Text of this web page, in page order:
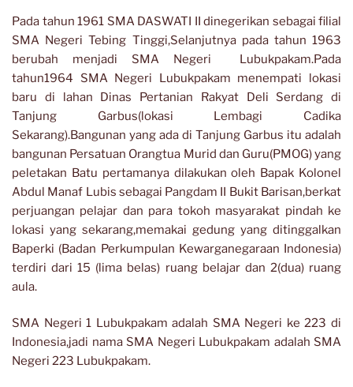
Pada tahun 1961 SMA DASWATI II dinegerikan sebagai filial
SMA Negeri Tebing Tinggi,Selanjutnya pada tahun 1963
berubah menjadi SMA Negeri Lubukpakam.Pada
tahun1964 SMA Negeri Lubukpakam menempati lokasi
baru di lahan Dinas Pertanian Rakyat Deli Serdang di
Tanjung Garbus(lokasi Lembagi Cadika
Sekarang).Bangunan yang ada di Tanjung Garbus itu adalah
bangunan Persatuan Orangtua Murid dan Guru(PMOG) yang
peletakan Batu pertamanya dilakukan oleh Bapak Kolonel
Abdul Manaf Lubis sebagai Pangdam II Bukit Barisan,berkat
perjuangan pelajar dan para tokoh masyarakat pindah ke
lokasi yang sekarang,memakai gedung yang ditinggalkan
Baperki (Badan Perkumpulan Kewarganegaraan Indonesia)
terdiri dari 15 (lima belas) ruang belajar dan 2(dua) ruang
aula.
SMA Negeri 1 Lubukpakam adalah SMA Negeri ke 223 di
Indonesia,jadi nama SMA Negeri Lubukpakam adalah SMA
Negeri 223 Lubukpakam.